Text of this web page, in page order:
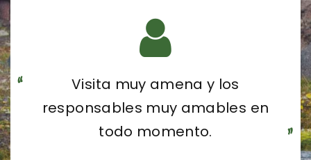
Visita muy amena y los
responsables muy amables en
todo momento.